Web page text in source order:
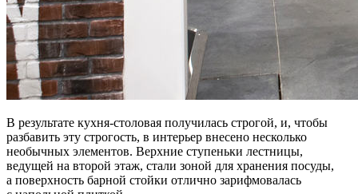
В результате кухня-столовая получилась строгой, и, чтобы
разбавить эту строгость, в интерьер внесено несколько
необычных элементов. Верхние ступеньки лестницы,
ведущей на второй этаж, стали зоной для хранения посуды,
а поверхность барной стойки отлично зарифмовалась